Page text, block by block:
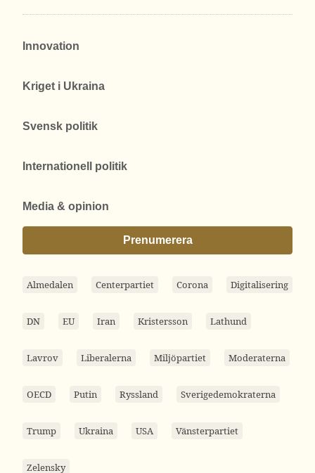
Innovation
Kriget i Ukraina
Svensk politik
Internationell politik
Media & opinion
Prenumerera
Almedalen Centerpartiet Corona Digitalisering
DN EU Iran Kristersson Lathund
Lavrov Liberalerna Miljöpartiet Moderaterna
OECD Putin Ryssland Sverigedemokraterna
Trump Ukraina USA Vänsterpartiet
Zelensky